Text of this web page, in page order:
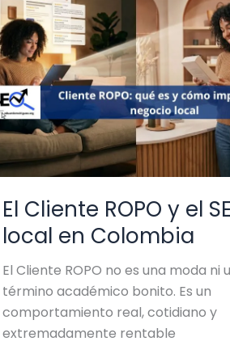
El Cliente ROPO y el
local en Colombia
El Cliente ROPO no es una moda ni
término académico bonito. Es un
comportamiento real, cotidiano y
extremadamente rentable
Cliente
ROPO
y
el
SEO
local
en
Colombia